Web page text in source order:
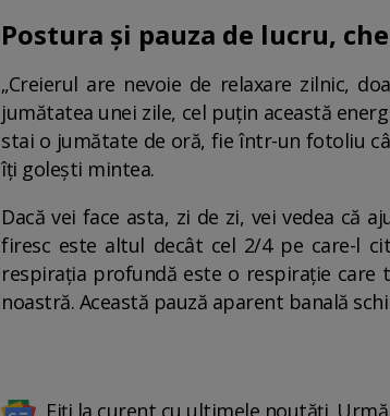
Postura şi pauza de lucru,
„Creierul are nevoie de relaxare zilnic,
jumătatea unei zile, cel puțin această
stai o jumătate de oră, fie într-un fotoliu
îți golești mintea.
Dacă vei face asta, zi de zi, vei vedea
firesc este altul decât cel 2/4 pe care-l
respirația profundă este o respirație
noastră. Această pauză aparent banală
Fiți la curent cu ultimele noutăți.